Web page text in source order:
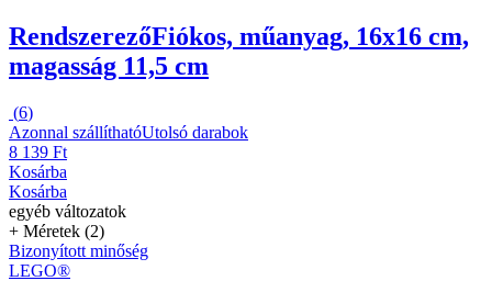
RendszerezőFiókos, műanyag, 16x16 cm,
magasság 11,5 cm
(6)
Azonnal szállíthatóUtolsó darabok
8 139 Ft
Kosárba
Kosárba
egyéb változatok
+ Méretek (2)
Bizonyított minőség
LEGO®